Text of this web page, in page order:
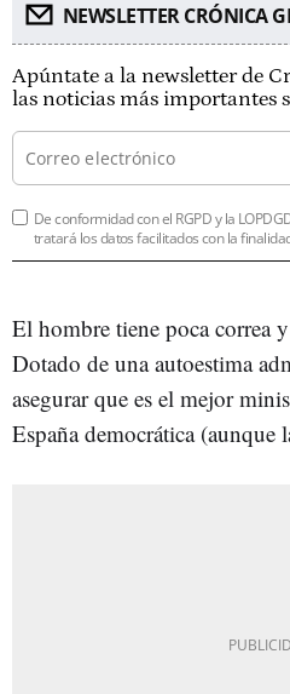
NEWSLETTER CRÓNICA
Apúntate a la newsletter de
las noticias más importantes
De conformidad con el RGPD y la
tratará los datos facilitados con la
El hombre tiene poca correa
Dotado de una autoestima
asegurar que es el mejor
España democrática (aunque